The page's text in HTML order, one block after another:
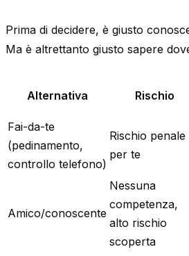
Prima di decidere, è giusto
Ma è altrettanto giusto sapere
Alternativa Rischio
Fai-da-te
(pedinamento,
controllo telefono)
Rischio penale
per te
Amico/conoscente
Nessuna
competenza,
alto rischio
scoperta